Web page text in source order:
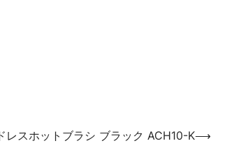
レスホットブラシ ブラック ACH10-K⟶